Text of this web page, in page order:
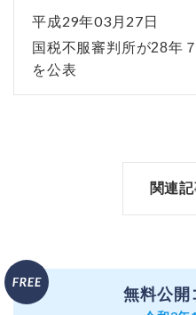
平成29年03月27日
国税不服審判所が28年
を公表
関連
無料公開